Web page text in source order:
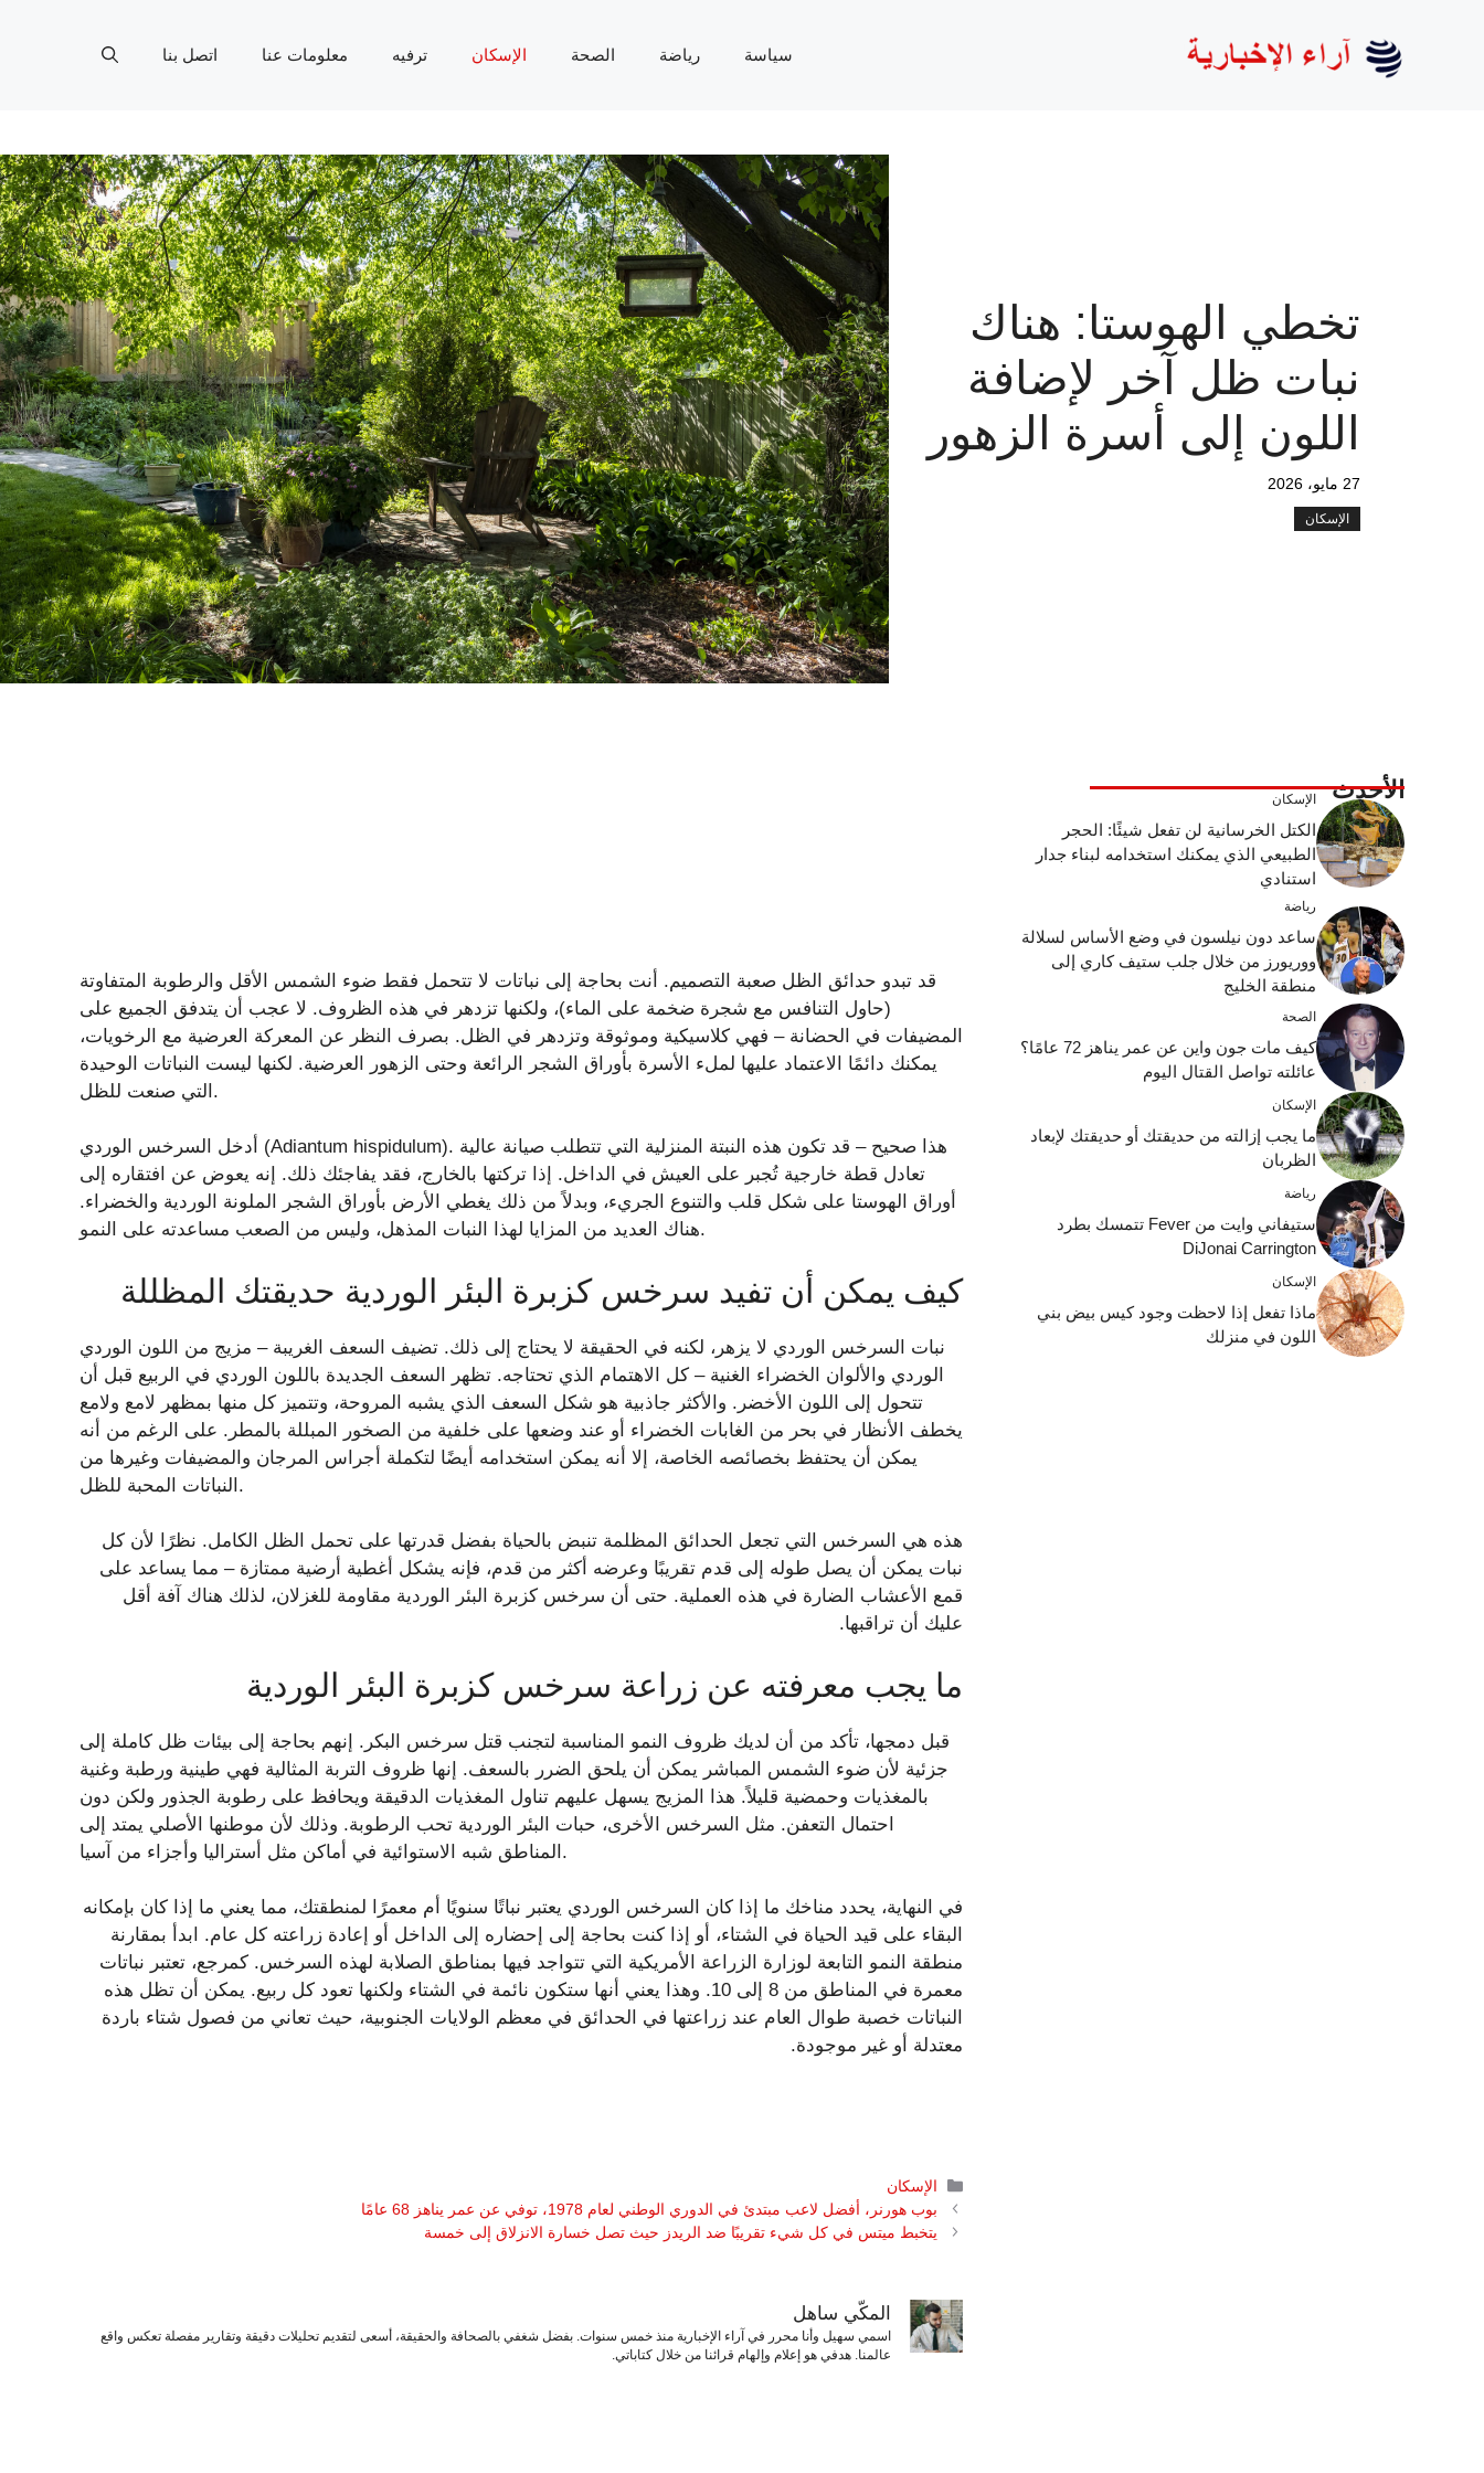
سياسة رياضة الصحة الإسكان ترفيه معلومات عنا اتصل بنا
تخطي الهوستا: هناك
نبات ظل آخر لإضافة
اللون إلى أسرة الزهور
27 مايو، 2026
الإسكان
قد تبدو حدائق الظل صعبة التصميم. أنت بحاجة إلى نباتات لا تتحمل فقط ضوء الشمس الأقل والرطوبة المتفاوتة
(حاول التنافس مع شجرة ضخمة على الماء)، ولكنها تزدهر في هذه الظروف. لا عجب أن يتدفق الجميع على
المضيفات في الحضانة – فهي كلاسيكية وموثوقة وتزدهر في الظل. بصرف النظر عن المعركة العرضية مع الرخويات،
يمكنك دائمًا الاعتماد عليها لملء الأسرة بأوراق الشجر الرائعة وحتى الزهور العرضية. لكنها ليست النباتات الوحيدة
التي صنعت للظل.
أدخل السرخس الوردي (Adiantum hispidulum). هذا صحيح – قد تكون هذه النبتة المنزلية التي تتطلب صيانة عالية
تعادل قطة خارجية تُجبر على العيش في الداخل. إذا تركتها بالخارج، فقد يفاجئك ذلك. إنه يعوض عن افتقاره إلى
أوراق الهوستا على شكل قلب والتنوع الجريء، وبدلاً من ذلك يغطي الأرض بأوراق الشجر الملونة الوردية والخضراء.
هناك العديد من المزايا لهذا النبات المذهل، وليس من الصعب مساعدته على النمو.
كيف يمكن أن تفيد سرخس كزبرة البئر الوردية حديقتك المظللة
نبات السرخس الوردي لا يزهر، لكنه في الحقيقة لا يحتاج إلى ذلك. تضيف السعف الغريبة – مزيج من اللون الوردي
الوردي والألوان الخضراء الغنية – كل الاهتمام الذي تحتاجه. تظهر السعف الجديدة باللون الوردي في الربيع قبل أن
تتحول إلى اللون الأخضر. والأكثر جاذبية هو شكل السعف الذي يشبه المروحة، وتتميز كل منها بمظهر لامع ولامع
يخطف الأنظار في بحر من الغابات الخضراء أو عند وضعها على خلفية من الصخور المبللة بالمطر. على الرغم من أنه
يمكن أن يحتفظ بخصائصه الخاصة، إلا أنه يمكن استخدامه أيضًا لتكملة أجراس المرجان والمضيفات وغيرها من
النباتات المحبة للظل.
هذه هي السرخس التي تجعل الحدائق المظلمة تنبض بالحياة بفضل قدرتها على تحمل الظل الكامل. نظرًا لأن كل
نبات يمكن أن يصل طوله إلى قدم تقريبًا وعرضه أكثر من قدم، فإنه يشكل أغطية أرضية ممتازة – مما يساعد على
قمع الأعشاب الضارة في هذه العملية. حتى أن سرخس كزبرة البئر الوردية مقاومة للغزلان، لذلك هناك آفة أقل
عليك أن تراقبها.
ما يجب معرفته عن زراعة سرخس كزبرة البئر الوردية
قبل دمجها، تأكد من أن لديك ظروف النمو المناسبة لتجنب قتل سرخس البكر. إنهم بحاجة إلى بيئات ظل كاملة إلى
جزئية لأن ضوء الشمس المباشر يمكن أن يلحق الضرر بالسعف. إنها ظروف التربة المثالية فهي طينية ورطبة وغنية
بالمغذيات وحمضية قليلاً. هذا المزيج يسهل عليهم تناول المغذيات الدقيقة ويحافظ على رطوبة الجذور ولكن دون
احتمال التعفن. مثل السرخس الأخرى، حبات البئر الوردية تحب الرطوبة. وذلك لأن موطنها الأصلي يمتد إلى
المناطق شبه الاستوائية في أماكن مثل أستراليا وأجزاء من آسيا.
في النهاية، يحدد مناخك ما إذا كان السرخس الوردي يعتبر نباتًا سنويًا أم معمرًا لمنطقتك، مما يعني ما إذا كان بإمكانه
البقاء على قيد الحياة في الشتاء، أو إذا كنت بحاجة إلى إحضاره إلى الداخل أو إعادة زراعته كل عام. ابدأ بمقارنة
منطقة النمو التابعة لوزارة الزراعة الأمريكية التي تتواجد فيها بمناطق الصلابة لهذه السرخس. كمرجع، تعتبر نباتات
معمرة في المناطق من 8 إلى 10. وهذا يعني أنها ستكون نائمة في الشتاء ولكنها تعود كل ربيع. يمكن أن تظل هذه
النباتات خصبة طوال العام عند زراعتها في الحدائق في معظم الولايات الجنوبية، حيث تعاني من فصول شتاء باردة
معتدلة أو غير موجودة.
التصنيفات
الإسكان
بوب هورنر، أفضل لاعب مبتدئ في الدوري الوطني لعام 1978، توفي عن عمر يناهز 68 عامًا
يتخبط ميتس في كل شيء تقريبًا ضد الريدز حيث تصل خسارة الانزلاق إلى خمسة
المكّي ساهل
اسمي سهيل وأنا محرر في آراء الإخبارية منذ خمس سنوات. بفضل شغفي بالصحافة والحقيقة، أسعى لتقديم تحليلات دقيقة وتقارير مفصلة تعكس واقع
عالمنا. هدفي هو إعلام وإلهام قرائنا من خلال كتاباتي.
الأحدث الإسكان
الكتل الخرسانية لن تفعل شيئًا: الحجر
الطبيعي الذي يمكنك استخدامه لبناء جدار
استنادي
رياضة
ساعد دون نيلسون في وضع الأساس لسلالة
ووريورز من خلال جلب ستيف كاري إلى
منطقة الخليج
الصحة
كيف مات جون واين عن عمر يناهز 72 عامًا؟
عائلته تواصل القتال اليوم
الإسكان
ما يجب إزالته من حديقتك أو حديقتك لإبعاد
الظربان
رياضة
ستيفاني وايت من Fever تتمسك بطرد
DiJonai Carrington
الإسكان
ماذا تفعل إذا لاحظت وجود كيس بيض بني
اللون في منزلك